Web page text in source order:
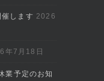
します 2026
年7月18日
業予定のお知